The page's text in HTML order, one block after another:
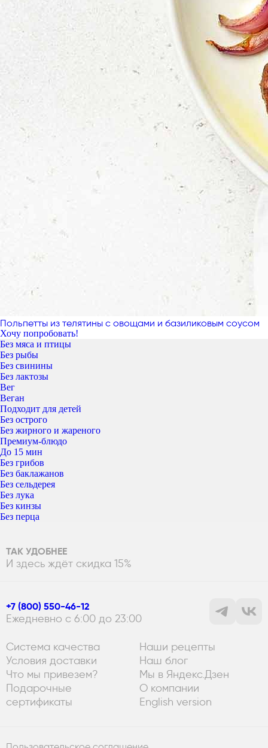
Польпетты из телятины с овощами и базиликовым соусом
Хочу попробовать!
Без мяса и птицы
Без рыбы
Без свинины
Без лактозы
Вег
Веган
Подходит для детей
Без острого
Без жирного и жареного
Премиум-блюдо
До 15 мин
Без грибов
Без баклажанов
Без сельдерея
Без лука
Без кинзы
Без перца
ТАК УДОБНЕЕ
И здесь ждёт скидка 15%
+7 (800) 550-46-12
Ежедневно с 6:00 до 23:00
Система качества
Условия доставки
Что мы привезем?
Подарочные
сертификаты
Наши рецепты
Наш блог
Мы в Яндекс.Дзен
О компании
English version